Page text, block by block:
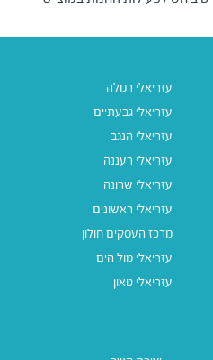
עזריאלי רמלה
עזריאלי גבעתיים
עזריאלי הנגב
עזריאלי רעננה
עזריאלי שרונה
עזריאלי ראשונים
מרכז העסקים חולון
עזריאלי מול הים
עזריאלי טאון